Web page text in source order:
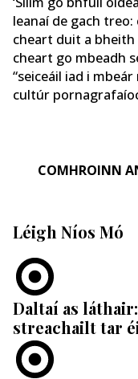
leanaí de gach
cheart duit a
cheart go mbeadh
“seiceáil iad i
cultúr
COMHROINN
Léigh Níos Mó
Daltaí as
streachailt tar